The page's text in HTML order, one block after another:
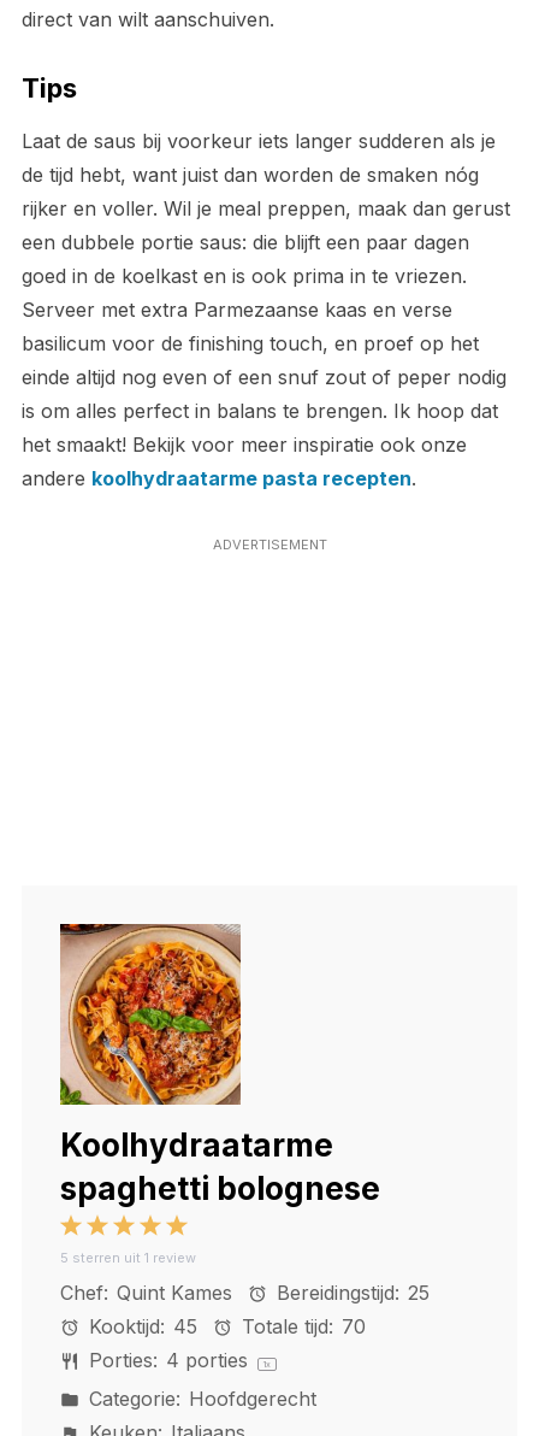
direct van wilt aanschuiven.
Tips
Laat de saus bij voorkeur iets langer sudderen als je
de tijd hebt, want juist dan worden de smaken nóg
rijker en voller. Wil je meal preppen, maak dan gerust
een dubbele portie saus: die blijft een paar dagen
goed in de koelkast en is ook prima in te vriezen.
Serveer met extra Parmezaanse kaas en verse
basilicum voor de finishing touch, en proef op het
einde altijd nog even of een snuf zout of peper nodig
is om alles perfect in balans te brengen. Ik hoop dat
het smaakt! Bekijk voor meer inspiratie ook onze
andere koolhydraatarme pasta recepten.
ADVERTISEMENT
Koolhydraatarme
spaghetti bolognese
5
Stars
4
Stars
3
Stars
2
Stars
1
Star
5 sterren uit 1 review
Chef: Quint Kames Bereidingstijd: 25
Kooktijd: 45 Totale tijd: 70
Porties: 4 porties 1x
Categorie: Hoofdgerecht